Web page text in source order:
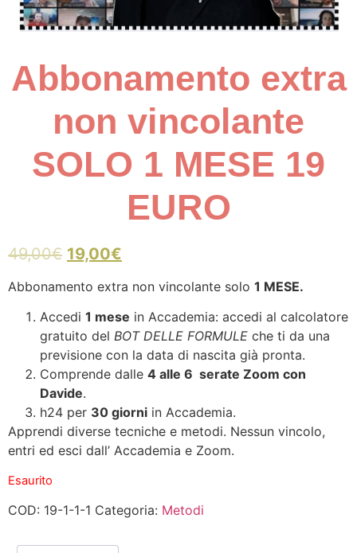
Abbonamento extra
non vincolante
SOLO 1 MESE 19
EURO
49,00€ 19,00€
Abbonamento extra non vincolante solo 1 MESE.
Accedi 1 mese in Accademia: accedi al calcolatore
gratuito del BOT DELLE FORMULE che ti da una
previsione con la data di nascita già pronta.
Comprende dalle 4 alle 6 serate Zoom con
Davide.
h24 per 30 giorni in Accademia.
Apprendi diverse tecniche e metodi. Nessun vincolo,
entri ed esci dall’ Accademia e Zoom.
Esaurito
COD: 19-1-1-1 Categoria: Metodi